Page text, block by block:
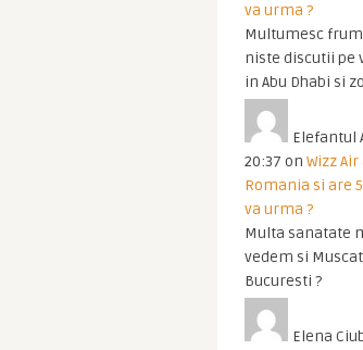
va urma ?
Multumesc
niste discutii pe
in Abu Dhabi si
Elefantul
20:37 on Wizz
Romania si are
va urma ?
Multa sanatate
vedem si
Bucuresti ?
Elena